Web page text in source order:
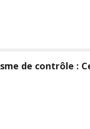
de contrôle :